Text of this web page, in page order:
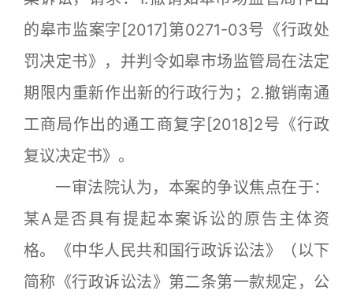
的皋市监案字[2017]第0271-03号《行政处
罚决定书》，并判令如皋市场监管局在法定
期限内重新作出新的行政行为；2.撤销南通
工商局作出的通工商复字[2018]2号《行政
复议决定书》。
一审法院认为，本案的争议焦点在于：
某A是否具有提起本案诉讼的原告主体资
格。《中华人民共和国行政诉讼法》（以下
简称《行政诉讼法》第二条第一款规定，公